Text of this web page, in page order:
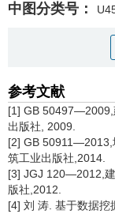
中图分类号：
参考文献
[1] GB 50497—2009,
出版社, 2009.
[2] GB 50911—2013,
筑工业出版社,2014.
[3] JGJ 120—2012,
版社,2012.
[4] 刘 涛. 基于数据挖